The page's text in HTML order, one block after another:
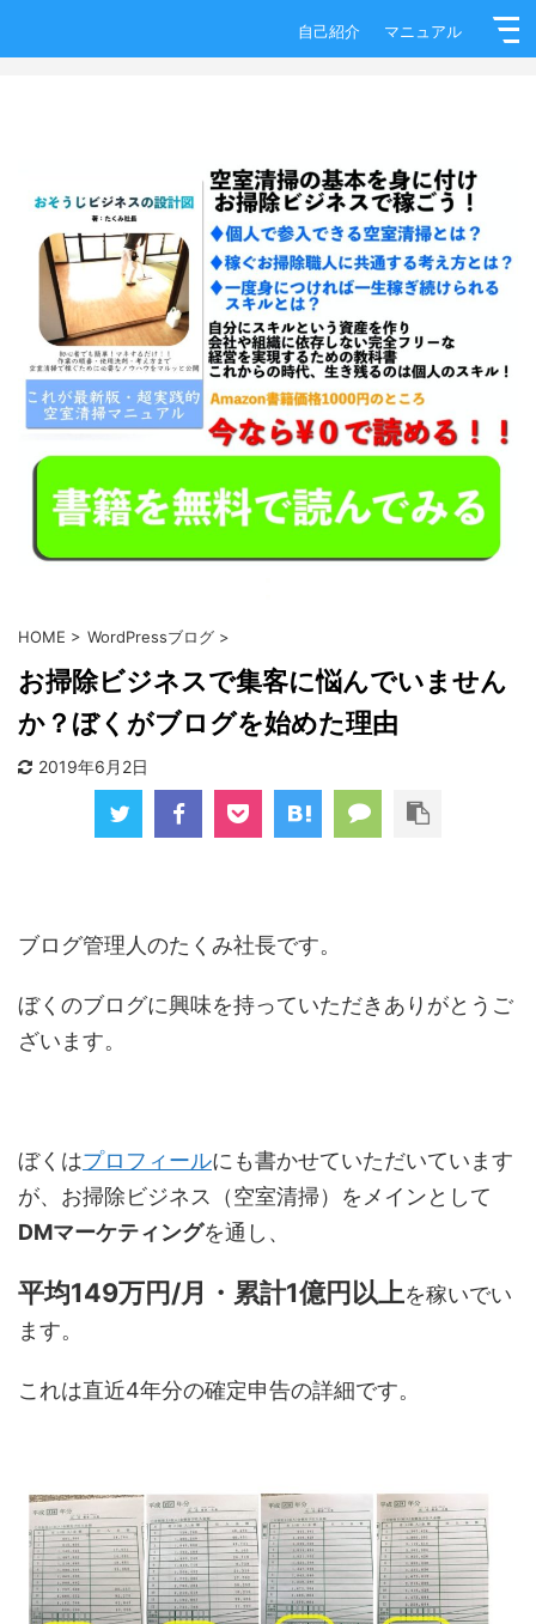
自己紹介 マニュアル
HOME > WordPressブログ >
お掃除ビジネスで集客に悩んでいません
か？ぼくがブログを始めた理由
2019年6月2日
ブログ管理人のたくみ社長です。
ぼくのブログに興味を持っていただきありがとうご
ざいます。
ぼくはプロフィールにも書かせていただいています
が、お掃除ビジネス（空室清掃）をメインとして
DMマーケティングを通し、
平均149万円/月・累計1億円以上を稼いでい
ます。
これは直近4年分の確定申告の詳細です。